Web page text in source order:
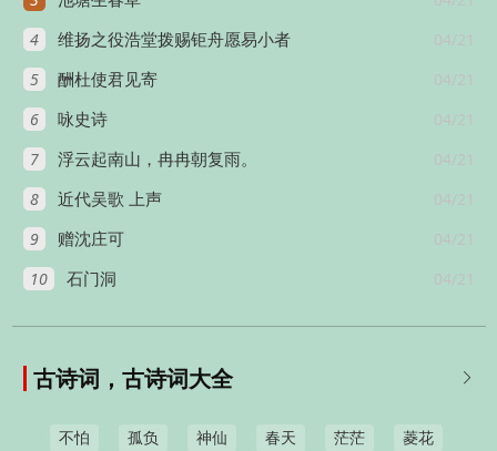
4 04/21
维扬之役浩堂拨赐钜舟愿易小者
5 04/21
酬杜使君见寄
6 04/21
咏史诗
7 04/21
浮云起南山，冉冉朝复雨。
8 04/21
近代吴歌 上声
9 04/21
赠沈庄可
10 04/21
石门洞

古诗词，古诗词大全
不怕 孤负 神仙 春天 茫茫 菱花